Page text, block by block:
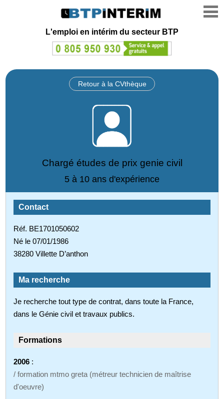
L'emploi en intérim du secteur BTP
Retour à la CVthèque
Chargé études de prix genie civil
5 à 10 ans d'expérience
Contact
Réf. BE1701050602
Né le 07/01/1986
38280 Villette D’anthon
Ma recherche
Je recherche tout type de contrat, dans toute la France,
dans le Génie civil et travaux publics.
Formations
2006 :
/ formation mtmo greta (métreur technicien de maîtrise
d'oeuvre)